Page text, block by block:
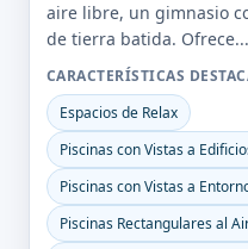
aire libre, un gimnasio
de tierra batida. Ofrece...
CARACTERÍSTICAS
Espacios de Relax
Piscinas con Vistas a
Piscinas con Vistas a
Piscinas Rectangulares al